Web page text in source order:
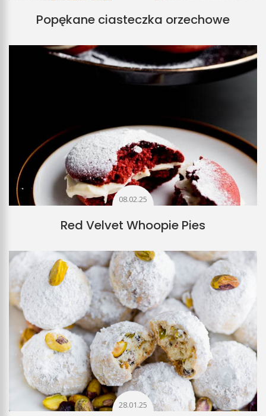
Popękane ciasteczka orzechowe
08.02.25
Red Velvet Whoopie Pies
28.01.25